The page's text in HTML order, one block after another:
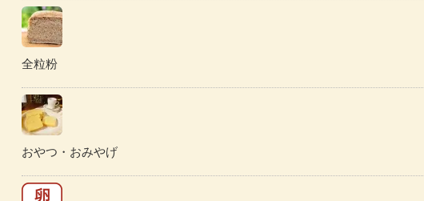
全粒粉
おやつ・おみやげ